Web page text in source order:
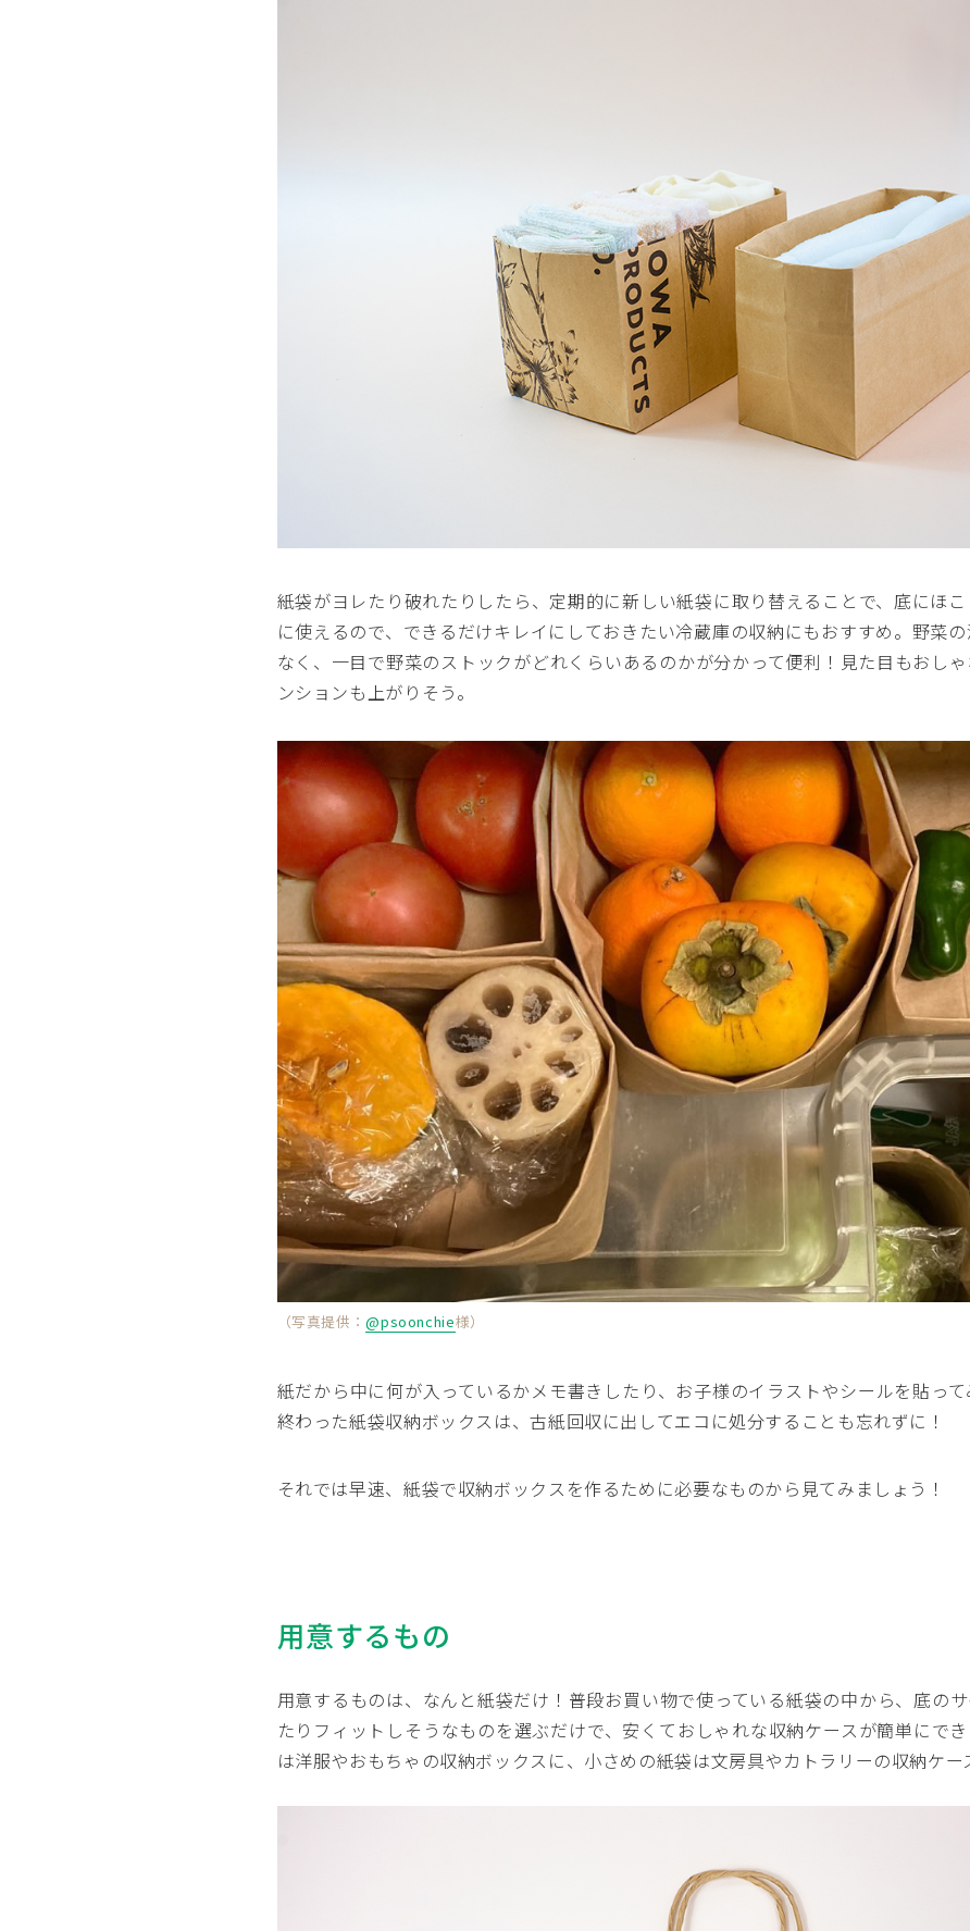
紙袋がヨレたり破れたりしたら、定期的に新しい紙袋に取り替えることで、底にほ
に使えるので、できるだけキレイにしておきたい冷蔵庫の収納にもおすすめ。野菜
なく、一目で野菜のストックがどれくらいあるのかが分かって便利！見た目もおし
ンションも上がりそう。
（写真提供：@psoonchie様）
紙だから中に何が入っているかメモ書きしたり、お子様のイラストやシールを貼っ
終わった紙袋収納ボックスは、古紙回収に出してエコに処分することも忘れずに！
それでは早速、紙袋で収納ボックスを作るために必要なものから見てみましょう！
用意するもの
用意するものは、なんと紙袋だけ！普段お買い物で使っている紙袋の中から、底の
たりフィットしそうなものを選ぶだけで、安くておしゃれな収納ケースが簡単にで
は洋服やおもちゃの収納ボックスに、小さめの紙袋は文房具やカトラリーの収納ケー